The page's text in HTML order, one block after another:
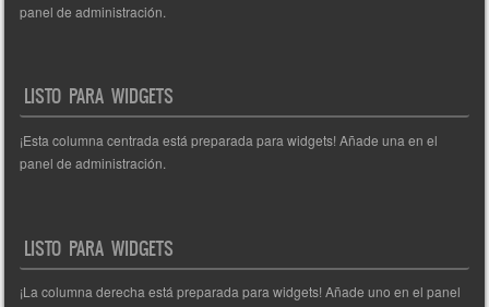
panel de administración.
LISTO PARA WIDGETS
¡Esta columna centrada está preparada para widgets! Añade una en el
panel de administración.
LISTO PARA WIDGETS
¡La columna derecha está preparada para widgets! Añade uno en el panel